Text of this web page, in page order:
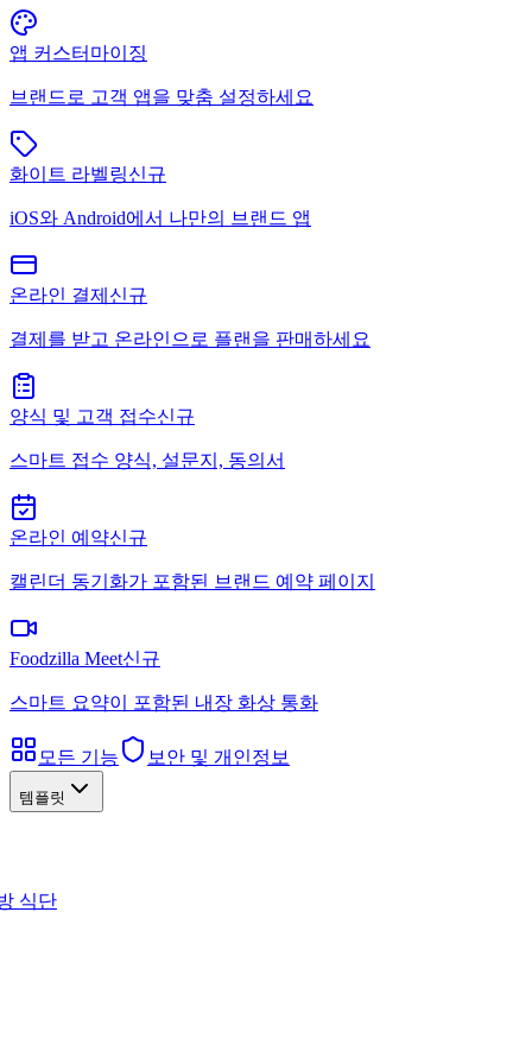
앱 커스터마이징
브랜드로 고객 앱을 맞춤 설정하세요
화이트 라벨링신규
iOS와 Android에서 나만의 브랜드 앱
온라인 결제 신규
결제를 받고 온라인으로 플랜을 판매하세요
양식 및 고객 접수신규
스마트 접수 양식, 설문지, 동의서
온라인 예약신규
캘린더 동기화가 포함된 브랜드 예약 페이지
Foodzilla Meet신규
스마트 요약이 포함된 내장 화상 통화
모든 기능 보안 및 개인정보
템플릿
식단